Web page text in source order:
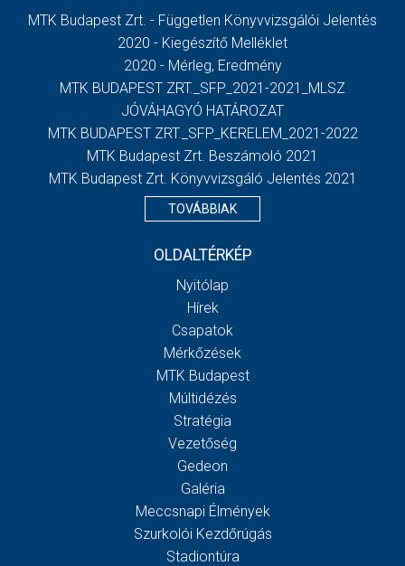
MTK Budapest Zrt. - Független Könyvvizsgálói Jelentés
2020 - Kiegészítő Melléklet
2020 - Mérleg, Eredmény
MTK BUDAPEST ZRT._SFP_2021-2021_MLSZ
JÓVÁHAGYÓ HATÁROZAT
MTK BUDAPEST ZRT._SFP_KERELEM_2021-2022
MTK Budapest Zrt. Beszámoló 2021
MTK Budapest Zrt. Könyvvizsgáló Jelentés 2021
TOVÁBBIAK
OLDALTÉRKÉP
Nyitólap
Hírek
Csapatok
Mérkőzések
MTK Budapest
Múltidézés
Stratégia
Vezetőség
Gedeon
Galéria
Meccsnapi Élmények
Szurkolói Kezdőrúgás
Stadiontúra